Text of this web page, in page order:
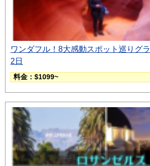
ワンダフル！8大感動スポット巡りグ
2日
料金：$1099~